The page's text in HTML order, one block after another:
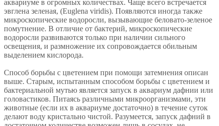
аквариуме в огромных количествах. Чаще всего встречается
эвглена зеленая, (Euglena viridis). Появляются иногда также
микроскопические водоросли, вызывающие беловато-зеленое
помутнение. В отличие от бактерий, микроскопические
водоросли развиваются только при наличии сильного
освещения, и размножение их сопровождается обильным
выделением кислорода.
Способ борьбы с цветением при помощи затемнения описан
выше. Старым, испытанным способом борьбы с цветением и
бактериальной мутью является запуск в аквариум дафнии или
головастиков. Питаясь различными микроорганизмами, эти
животные (если их в аквариуме достаточно) в течение суток
делают воду кристально чистой. Разумеется, запуск дафний в